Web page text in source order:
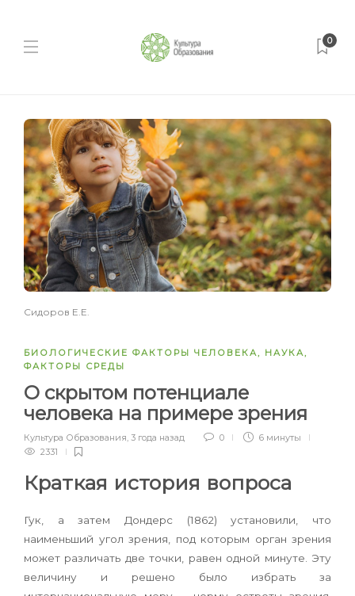
0
Сидоров Е.Е.
БИОЛОГИЧЕСКИЕ ФАКТОРЫ ЧЕЛОВЕКА, НАУКА,
ФАКТОРЫ СРЕДЫ
О скрытом потенциале
человека на примере зрения
Культура Образования, 3 года назад 0
6 минуты
2331
Краткая история вопроса
Гук, а затем Дондерс (1862) установили, что
наименьший угол зрения, под которым орган зрения
может различать две точки, равен одной минуте. Эту
величину и решено было избрать за